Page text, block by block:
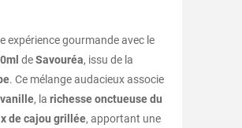
expérience gourmande avec le
deSavouréa, issu de la
. Ce mélange audacieux associe
, la richesse onctueuse du
de cajou grillée, apportant une